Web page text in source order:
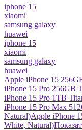
iphone 15
xiaomi
samsung galaxy
huawei
iphone 15
xiaomi
samsung galaxy
huawei
Apple iPhone 15
iPhone 15 Pro 256GB
iPhone 15 Pro 1TB
iPhone 15 Pro Max
Natural)Apple iPhone
White, Natural)